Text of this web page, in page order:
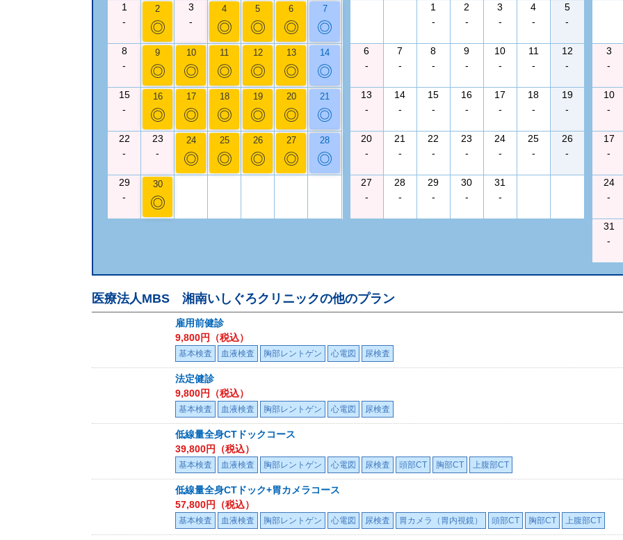
1
-
2
◎
3
-
4
◎
5
◎
6
◎
7
◎
8
-
9
◎
10
◎
11
◎
12
◎
13
◎
14
◎
15
-
16
◎
17
◎
18
◎
19
◎
20
◎
21
◎
22
-
23
-
24
◎
25
◎
26
◎
27
◎
28
◎
29
-
30
◎
1
-
2
-
3
-
4
-
5
-
6
-
7
-
8
-
9
-
10
-
11
-
12
-
13
-
14
-
15
-
16
-
17
-
18
-
19
-
20
-
21
-
22
-
23
-
24
-
25
-
26
-
27
-
28
-
29
-
30
-
31
-
3
-
10
-
17
-
24
-
31
-
医療法人MBS 湘南いしぐろクリニックの他のプラン
雇用前健診
9,800円（税込）
基本検査 血液検査 胸部レントゲン 心電図 尿検査
法定健診
9,800円（税込）
基本検査 血液検査 胸部レントゲン 心電図 尿検査
低線量全身CTドックコース
39,800円（税込）
基本検査 血液検査 胸部レントゲン 心電図 尿検査 頭部CT 胸部CT 上腹部CT
低線量全身CTドック+胃カメラコース
57,800円（税込）
基本検査 血液検査 胸部レントゲン 心電図 尿検査 胃カメラ（胃内視鏡） 頭部CT 胸部CT 上腹部CT